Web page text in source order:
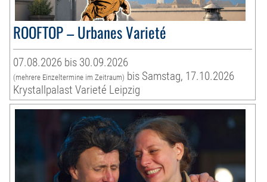
ROOFTOP – Urbanes Varieté
07.08.2026 bis 30.09.2026
(mehrere Einzeltermine im Zeitraum) bis Samstag, 17.10.2026
Krystallpalast Varieté Leipzig